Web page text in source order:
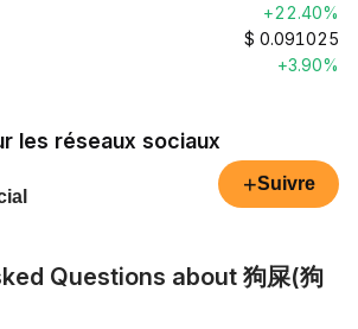
+22.40%
$ 0.091025
+3.90%
les réseaux sociaux
+Suivre
Questions about 狗屎(狗